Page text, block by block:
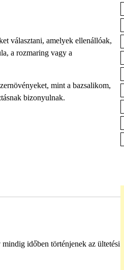
választani, amelyek ellenállóak,
a rozmaring vagy a
mint a bazsalikom,
bizonyulnak.
időben történjenek az ültetési